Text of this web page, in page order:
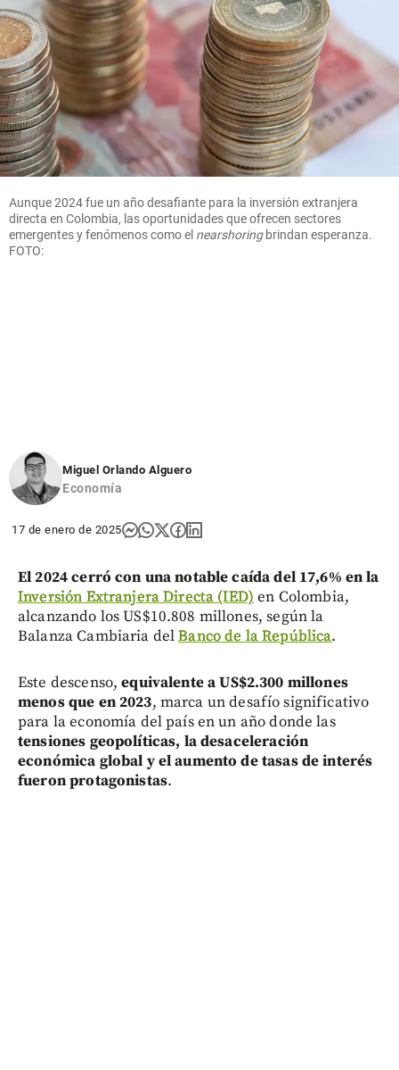
Aunque 2024 fue un año desafiante para la inversión extranjera
directa en Colombia, las oportunidades que ofrecen sectores
emergentes y fenómenos como el nearshoringbrindan esperanza.
FOTO:
Miguel Orlando Alguero
Economía
17 de enero de 2025
El 2024 cerró con una notable caída del 17,6% en la
Inversión Extranjera Directa (IED) en Colombia,
alcanzando los US$10.808 millones, según la
Balanza Cambiaria delBanco de la República.
Este descenso, equivalente a US$2.300 millones
menos que en 2023, marca un desafío significativo
para la economía del país en un año donde las
tensiones geopolíticas, la desaceleración
económica global y el aumento de tasas de interés
fueron protagonistas.